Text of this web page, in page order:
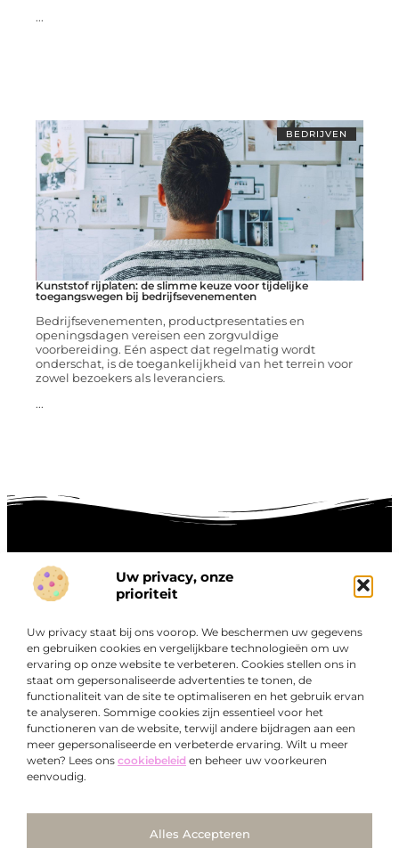
Uw privacy, onze
prioriteit
Uw privacy staat bij ons voorop. We beschermen uw gegevens
en gebruiken cookies en vergelijkbare technologieën om uw
ervaring op onze website te verbeteren. Cookies stellen ons in
staat om gepersonaliseerde advertenties te tonen, de
functionaliteit van de site te optimaliseren en het gebruik ervan
te analyseren. Sommige cookies zijn essentieel voor het
functioneren van de website, terwijl andere bijdragen aan een
meer gepersonaliseerde en verbeterde ervaring. Wilt u meer
weten? Lees ons cookiebeleid en beheer uw voorkeuren
eenvoudig.
Alles Accepteren
...
BEDRIJVEN
Kunststof rijplaten: de slimme keuze voor tijdelijke
toegangswegen bij bedrijfsevenementen
Bedrijfsevenementen, productpresentaties en
openingsdagen vereisen een zorgvuldige
voorbereiding. Eén aspect dat regelmatig wordt
onderschat, is de toegankelijkheid van het terrein voor
zowel bezoekers als leveranciers.
...
Over
Bedrijf
“Ontdek een wereld van boeiende blogs en artikelen die
je zowel inspireren als informeren.”
Bij Exclusiefbedrijf.nl draait alles om het leveren van
kwalitatieve inzichten en verhalen die jouw dagelijks leven
verrijken en je uitdagen om verder te denken.
Onze informatie